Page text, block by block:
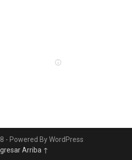
- Powered By WordPress
Arriba ↑